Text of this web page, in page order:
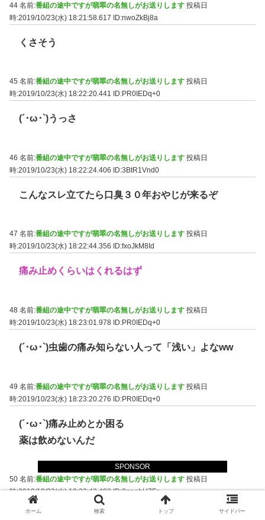
SPONSOR
44 名前:番組の途中ですが翡翠の名無しがお送りします 投稿日
時:2019/10/23(水) 18:21:58.617 ID:nwoZkBj8a
くさそう
45 名前:番組の途中ですが翡翠の名無しがお送りします 投稿日
時:2019/10/23(水) 18:22:20.441
ID:PR0IEDq+0
(´･ω･`)うっさ
46 名前:番組の途中ですが翡翠の名無しがお送りします 投稿日
時:2019/10/23(水) 18:22:24.406 ID:3BtR1Vnd0
こんなスレ立てたら口臭３０年おやじが来るぞ
47 名前:番組の途中ですが翡翠の名無しがお送りします 投稿日
時:2019/10/23(水) 18:22:44.356
ID:fxoJkM8Id
痛み止めくらいはくれるはず
48 名前:番組の途中ですが翡翠の名無しがお送りします 投稿日
時:2019/10/23(水) 18:23:01.978 ID:PR0IEDq+0
(´･ω･`)虫歯の痛み知らない人って「浅い」よなww
49 名前:番組の途中ですが翡翠の名無しがお送りします 投稿日
時:2019/10/23(水) 18:23:20.276 ID:PR0IEDq+0
(´･ω･`)痛み止めとか困る
薬は飲めないんだ
50 名前:番組の途中ですが翡翠の名無しがお送りします 投稿日
時:2019/10/23(水) 18:23:42.482ID:3geebU7Fa
なにイライラしてんだよ
ホーム 検索 トップ サイドバー